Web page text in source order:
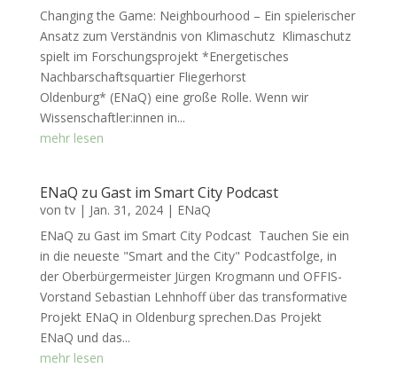
Changing the Game: Neighbourhood – Ein spielerischer
Ansatz zum Verständnis von Klimaschutz Klimaschutz
spielt im Forschungsprojekt *Energetisches
Nachbarschaftsquartier Fliegerhorst
Oldenburg* (ENaQ) eine große Rolle. Wenn wir
Wissenschaftler:innen in...
mehr lesen
ENaQ zu Gast im Smart City Podcast
vontv| Jan. 31, 2024| ENaQ
ENaQ zu Gast im Smart City Podcast Tauchen Sie ein
in die neueste "Smart and the City" Podcastfolge, in
der Oberbürgermeister Jürgen Krogmann und OFFIS-
Vorstand Sebastian Lehnhoff über das transformative
Projekt ENaQ in Oldenburg sprechen.Das Projekt
ENaQ und das...
mehr lesen